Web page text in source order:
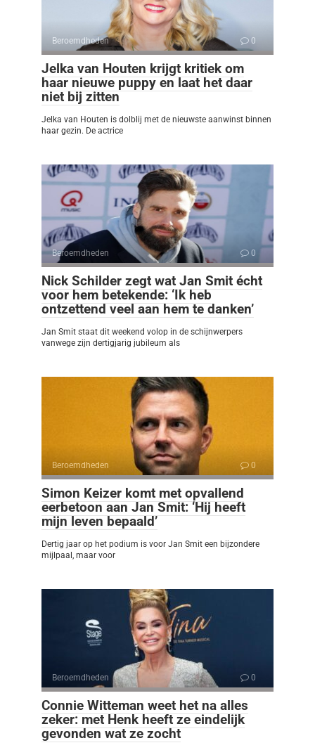
Beroemdheden 0
Jelka van Houten krijgt kritiek om
haar nieuwe puppy en laat het daar
niet bij zitten
Jelka van Houten is dolblij met de nieuwste aanwinst binnen
haar gezin. De actrice
Beroemdheden 0
Nick Schilder zegt wat Jan Smit écht
voor hem betekende: ‘Ik heb
ontzettend veel aan hem te danken’
Jan Smit staat dit weekend volop in de schijnwerpers
vanwege zijn dertigjarig jubileum als
Beroemdheden 0
Simon Keizer komt met opvallend
eerbetoon aan Jan Smit: ‘Hij heeft
mijn leven bepaald’
Dertig jaar op het podium is voor Jan Smit een bijzondere
mijlpaal, maar voor
Beroemdheden 0
Connie Witteman weet het na alles
zeker: met Henk heeft ze eindelijk
gevonden wat ze zocht